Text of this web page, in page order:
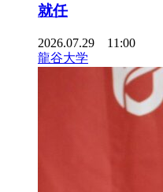
就任
2026.07.29 11:00
龍谷大学